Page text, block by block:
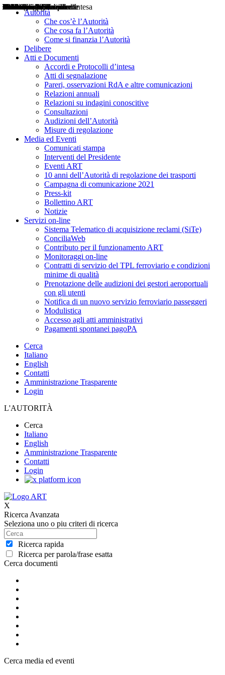
Autorità
Che cos’è l’Autorità
Che cosa fa l’Autorità
Come si finanzia l’Autorità
Delibere
Atti e Documenti
Accordi e Protocolli d’intesa
Atti di segnalazione
Pareri, osservazioni RdA e altre comunicazioni
Relazioni annuali
Relazioni su indagini conoscitive
Consultazioni
Audizioni dell’Autorità
Misure di regolazione
Media ed Eventi
Comunicati stampa
Interventi del Presidente
Eventi ART
10 anni dell’Autorità di regolazione dei trasporti
Campagna di comunicazione 2021
Press-kit
Bollettino ART
Notizie
Servizi on-line
Sistema Telematico di acquisizione reclami (SiTe)
ConciliaWeb
Contributo per il funzionamento ART
Monitoraggi on-line
Contratti di servizio del TPL ferroviario e condizioni
minime di qualità
Prenotazione delle audizioni dei gestori aeroportuali
con gli utenti
Notifica di un nuovo servizio ferroviario passeggeri
Modulistica
Accesso agli atti amministrativi
Pagamenti spontanei pagoPA
Cerca
Italiano
English
Contatti
Amministrazione Trasparente
Login
L'AUTORITÀ
Cerca
Italiano
English
Amministrazione Trasparente
Contatti
Login
X
Ricerca Avanzata
Seleziona uno o piu criteri di ricerca
Ricerca rapida
Ricerca per parola/frase esatta
Cerca documenti
Delibere
Pareri
Consultazioni
Audizioni
Atti di Segnalazione
Accordi e Protocolli d'Intesa
Relazioni annuali
Misure di regolazione
Cerca media ed eventi
Notizie
Comunicati Stampa
Bollettini ART
Convegni ART
Interviste del Presidente
Articoli in primo piano
Interventi del Presidente
2004
2005
2010
2013
2014
2015
2016
2017
2018
2019
202
2020
2021
2022
2023
2024
2025
2026
Aereo
Marittimo
Terrestre